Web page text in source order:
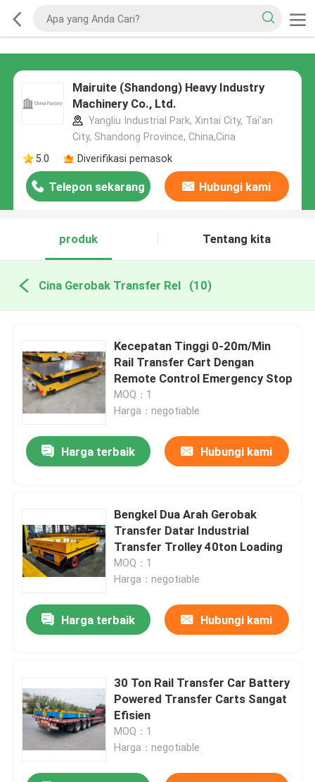
Mairuite (Shandong) Heavy Industry
Machinery Co., Ltd.
Yangliu Industrial Park, Xintai City, Tai'an
City, Shandong Province, China,Cina
5.0
Diverifikasi pemasok
Telepon sekarang Hubungi kami
produk Tentang kita
Cina Gerobak Transfer Rel (10)
Kecepatan Tinggi 0-20m/Min
Rail Transfer Cart Dengan
Remote Control Emergency Stop
MOQ：1
Harga：negotiable
Harga terbaik Hubungi kami
Bengkel Dua Arah Gerobak
Transfer Datar Industrial
Transfer Trolley 40ton Loading
MOQ：1
Harga：negotiable
Harga terbaik Hubungi kami
30 Ton Rail Transfer Car Battery
Powered Transfer Carts Sangat
Efisien
MOQ：1
Harga：negotiable